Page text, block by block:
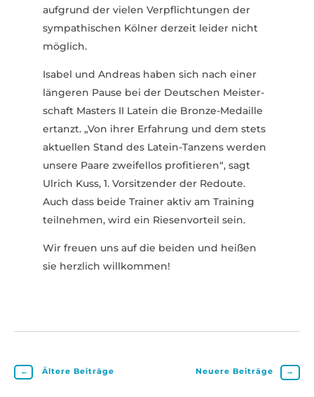
aufgrund der vielen Verpflich­tungen der
sympa­thi­schen Kölner derzeit leider nicht
möglich.
Isabel und Andreas haben sich nach einer
längeren Pause bei der Deut­schen Meis­ter­
schaft Masters II Latein die Bronze-Medaille
ertanzt. „Von ihrer Erfahrung und dem stets
aktu­ellen Stand des Latein-Tanzens werden
unsere Paare zwei­fellos profi­tieren“, sagt
Ulrich Kuss, 1. Vorsit­zender der Redoute.
Auch dass beide Trainer aktiv am Training
teil­nehmen, wird ein Riesen­vorteil sein.
Wir freuen uns auf die beiden und heißen
sie herzlich will­kommen!
← Ältere Beiträge Neuere Beiträge →